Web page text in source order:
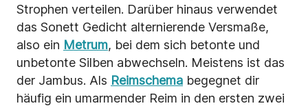
Strophen verteilen. Darüber hinaus verwendet
das Sonett Gedicht alternierende Versmaße,
also ein Metrum, bei dem sich betonte und
unbetonte Silben abwechseln. Meistens ist das
der Jambus. Als Reimschema begegnet dir
häufig ein umarmender Reim in den ersten zwei